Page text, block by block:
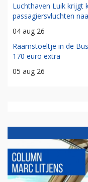
Luchthaven Luik krijgt
passagiersvluchten
04 aug 26
Raamstoeltje in de
170 euro extra
05 aug 26